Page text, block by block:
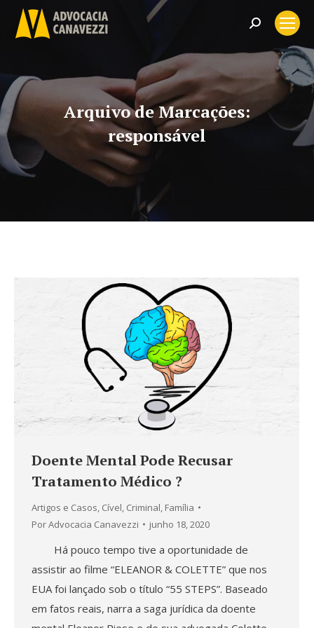
Search:
Arquivo de Marcações:
responsável
Doente Mental Pode Recusar
Tratamento Médico ?
Artigos e Casos, Cível, Criminal, Família
PorAdvocacia Canavezzi junho 18, 2020
Há pouco tempo tive a oportunidade de
assistir ao filme “ELEANOR & COLETTE” que nos
EUA foi lançado sob o título “55 STEPS”. Baseado
em fatos reais, narra a saga jurídica da doente